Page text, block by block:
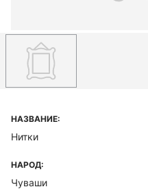
НАЗВАНИЕ:
Нитки
НАРОД:
Чуваши